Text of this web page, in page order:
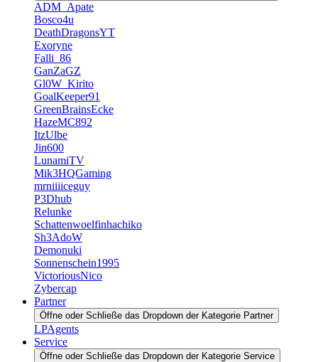
ADM_Apate
Bosco4u
DeathDragonsYT
Exoryne
Falli_86
GanZaGZ
Gl0W_Kirito
GoalKeeper91
GreenBrainsEcke
HazeMC892
ItzUlbe
Jin600
LunamiTV
Mik3HQGaming
mrniiiiceguy
P3Dhub
Relunke
Schattenwoelfinhachiko
Sh3AdoW
Demonuki
Sonnenschein1995
VictoriousNico
Zybercap
Partner
Öffne oder Schließe das Dropdown der Kategorie Partner
LPAgents
Service
Öffne oder Schließe das Dropdown der Kategorie Service